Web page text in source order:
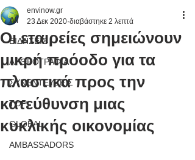
All
ΕΙΔΗΣΕΙΣ
ΑΡΘΡΟΓΡΑΦΙΑ
ΣΥΝΕΝΤΕΥΞΕΙΣ
TOP
GLOBAL
AMBASSADORS
Οι εταιρείες σημειώνουν
μικρή πρόοδο για τα
πλαστικά προς την
κατεύθυνση μιας
κυκλικής οικονομίας
envinow.gr
23 Δεκ 2020 διαβάστηκε 2 λεπτά